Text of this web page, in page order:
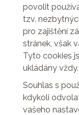
povolit
tzv.
pro zajištění
stránek, však
Tyto cookies
ukládány vždy.
Souhlas s
kdykoli
vašeho